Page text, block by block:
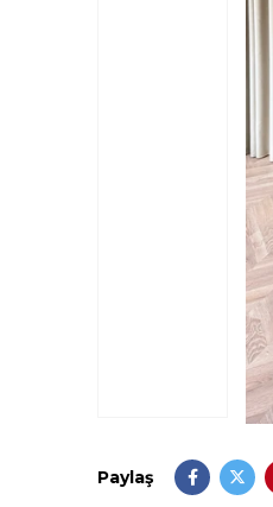
Paylaş